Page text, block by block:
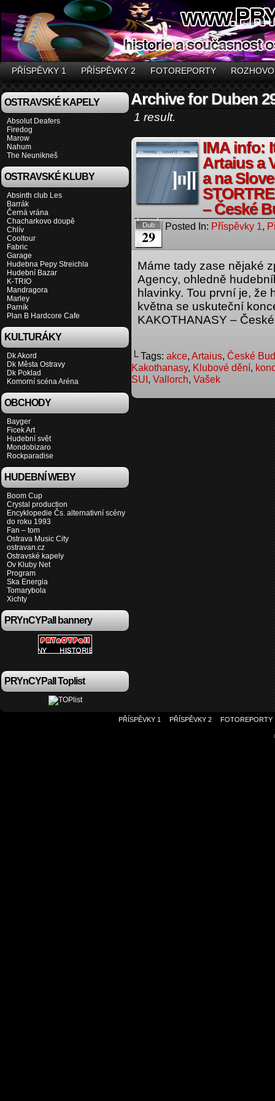
PŘÍSPĚVKY 1 PŘÍSPĚVKY 2 FOTOREPORTY
OSTRAVSKÉ KAPELY
Absolut Deafers
Firedog
Marow
Nahum
The Neunikneš
OSTRAVSKÉ KLUBY
Absinth club Les
Barrák
Černá vrána
Chacharkovo doupě
Chlív
Cooltour
Fabric
Garage
Hudebna Pepy Streichla
Hudební Bazar
K-TRIO
Mandragora
Marley
Parník
Plan B Hardcore Cafe
KULTURÁKY
Dk Akord
Dk Města Ostravy
Dk Poklad
Komorní scéna Aréna
OBCHODY
Bayger
Ficek Art
Hudební svět
Mondobizaro
Rockparadise
HUDEBNÍ WEBY
Boom Cup
Crystal production
Encyklopedie Čs. alternativní scény
do roku 1993
Fan – tom
Ostrava Music City
ostravan.cz
Ostravské kapely
Ov Kluby Net
Program
Ska Energia
Tomarybola
Xichty
PRYnCYPall bannery
PRYnCYPall Toplist
Archive for Duben
1 result.
IMA info:
Artaius a
a na
– České
Dub
29
Posted In: Příspěvky 1,
Máme tady zase nějaké
Agency, ohledně
hlavinky. Tou první je, že
května se uskuteční
KAKOTHANASY –
└ Tags: akce, Artaius, České
Kakothanasy, Klubové dění,
SUI, Vallorch, Vašek
PŘÍSPĚVKY 1 PŘÍSPĚVKY 2 FOTOREPORTY